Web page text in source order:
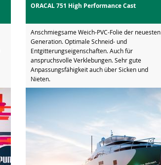
ORACAL 751 High Performance Cast
Anschmiegsame Weich-PVC-Folie der neuesten
Generation. Optimale Schneid- und
Entgitterungseigenschaften. Auch für
anspruchsvolle Verklebungen. Sehr gute
Anpassungsfähigkeit auch über Sicken und
Nieten.